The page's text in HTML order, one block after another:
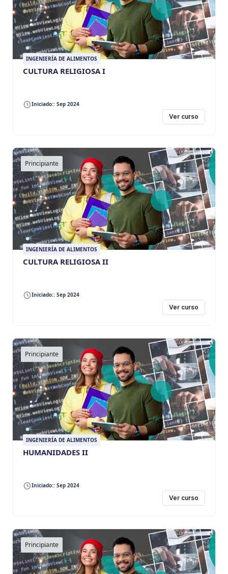
INGENIERÍA DE ALIMENTOS
CULTURA RELIGIOSA I
Iniciado:: Sep 2024
Ver curso
Principiante
INGENIERÍA DE ALIMENTOS
CULTURA RELIGIOSA II
Iniciado:: Sep 2024
Ver curso
Principiante
INGENIERÍA DE ALIMENTOS
HUMANIDADES II
Iniciado:: Sep 2024
Ver curso
Principiante